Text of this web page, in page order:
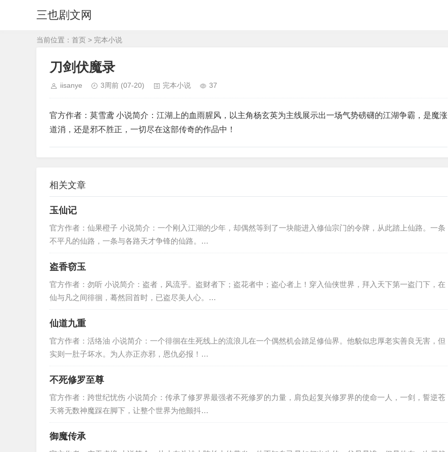
三也剧文网
当前位置： 首页 > 完本小说
刀剑伏魔录
iisanye 3周前 (07-20) 完本小说 37
官方作者：莫雪鸢 小说简介：江湖上的血雨腥风，以主角杨玄英为主线展示出一场气势磅礴的江湖争霸，是魔涨
道消，还是邪不胜正，一切尽在这部传奇的作品中！
相关文章
玉仙记
官方作者：仙果橙子 小说简介：一个刚入江湖的少年，却偶然等到了一块能进入修仙宗门的令牌，从此踏上仙路。一条
不平凡的仙路，一条与各路天才争锋的仙路。…
盗香窃玉
官方作者：勿听 小说简介：盗者，风流乎。盗财者下；盗花者中；盗心者上！穿入仙侠世界，拜入天下第一盗门下，在
仙与凡之间徘徊，蓦然回首时，已盗尽美人心。…
仙道九重
官方作者：活络油 小说简介：一个徘徊在生死线上的流浪儿在一个偶然机会踏足修仙界。他貌似忠厚老实善良无害，但
实则一肚子坏水。为人亦正亦邪，恩仇必报！…
不死修罗至尊
官方作者：跨世纪忧伤 小说简介：传承了修罗界最强者不死修罗的力量，肩负起复兴修罗界的使命一人，一剑，誓逆苍
天将无数神魔踩在脚下，让整个世界为他颤抖…
御魔传承